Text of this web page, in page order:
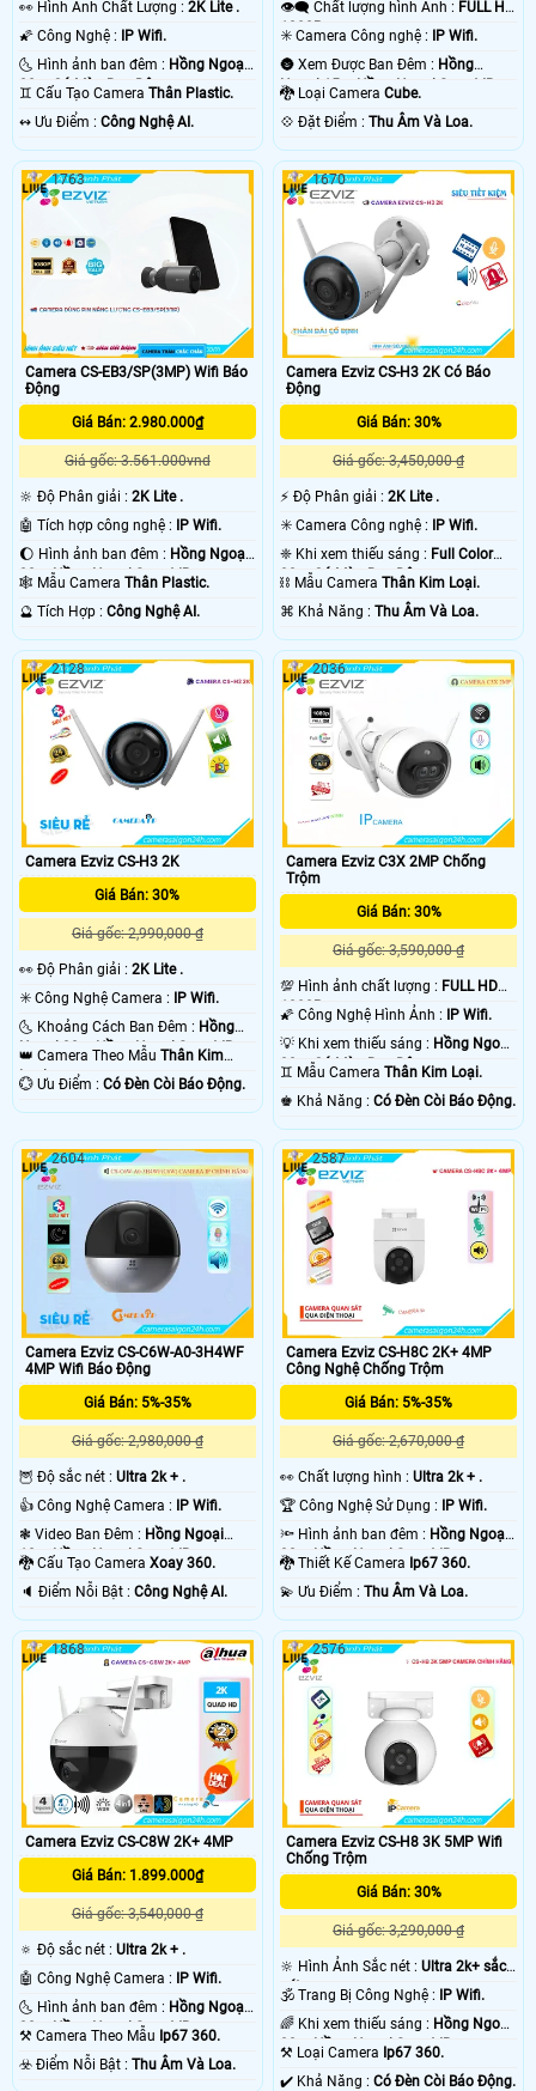
️👀 Hình Ành Chất Lượng : 2K Lite .
🌠 Công Nghệ :
IP Wifi.
🌜 Hình ảnh ban đêm : Hồng Ngoại
30m Có Màu Ban Ðêm.
♊ Cấu Tạo Camera Thân Plastic.
️↭ Ưu Điểm : Công Nghệ AI.
👁️‍🗨 Chất lượng hình Ảnh : FULL HD
1080P .
✳️ Camera Công nghệ :
IP Wifi.
🌚 Xem Được Ban Đêm : Hồng
Ngoại 15m Hồng Ngoại Smart IR.
🐉️ Loại CameraCube.
️💠 Đặt Điểm :Thu Âm Và Loa.
Camera CS-EB3/SP(3MP) Wifi Báo
Động
Giá Bán: 2.980.000₫
Giá gốc: 3.561.000vnd
🔆 Độ Phân giải : 2K Lite .
🤖️ Tích hợp công nghệ :
IP Wifi.
🌔 Hình ảnh ban đêm : Hồng Ngoại
30m Hồng Ngoại Smart IR.
🕸️ Mẫu Camera Thân Plastic.
️🔮 Tích Hợp : Công Nghệ AI.
1763
Camera Ezviz CS-H3 2K Có Báo
Động
Giá Bán: 30%
Giá gốc: 3,450,000 ₫
️⚡ Độ Phân giải :2K Lite .
✳️ Camera Công nghệ :
IP Wifi.
❈ Khi xem thiếu sáng : Full Color
30m Có Màu Ban Đêm.
⛓ Mẫu CameraThân Kim Loại.
️⌘ Khả Năng :Thu Âm Và Loa.
1670
Camera Ezviz CS-H3 2K
Giá Bán: 30%
Giá gốc: 2,990,000 ₫
️👀 Độ Phân giải : 2K Lite .
✳️ Công Nghệ Camera :
IP Wifi.
🌜 Khoảng Cách Ban Đêm : Hồng
Ngoại 30m Hồng Ngoại Smart IR.
👑 Camera Theo Mẫu Thân Kim
Loại.
️💮 Ưu Điểm : Có Đèn Còi Báo Động.
2128
Camera Ezviz C3X 2MP Chống
Trộm
Giá Bán: 30%
Giá gốc: 3,590,000 ₫
💯 Hình ảnh chất lượng : FULL HD
1080P .
🌠 Công Nghệ Hình Ảnh :
IP Wifi.
💡 Khi xem thiếu sáng : Hồng Ngoại
30m Có Màu Ban Đêm.
♊ Mẫu CameraThân Kim Loại.
️♚ Khả Năng :Có Đèn Còi Báo Động.
2036
Camera Ezviz CS-C6W-A0-3H4WF
4MP Wifi Báo Động
Giá Bán: 5%-35%
Giá gốc: 2,980,000 ₫
🦉 Độ sắc nét : Ultra 2k + .
👍 Công Nghệ Camera : IP Wifi.
❃ Video Ban Đêm : Hồng Ngoại
10m Hồng Ngoại Smart IR.
🐉️ Cấu Tạo Camera Xoay 360.
️🔈 Điểm Nỗi Bật : Công Nghệ AI.
2604
Camera Ezviz CS-H8C 2K+ 4MP
Công Nghệ Chống Trộm
Giá Bán: 5%-35%
Giá gốc: 2,670,000 ₫
️👀 Chất lượng hình :Ultra 2k + .
🏆 Công Nghệ Sử Dụng : IP Wifi.
🔦 Hình ảnh ban đêm : Hồng Ngoại
30m Hồng Ngoại Smart IR.
🐉️ Thiết Kế Camera Ip67 360.
️💫 Ưu Điểm :Thu Âm Và Loa.
2587
Camera Ezviz CS-C8W 2K+ 4MP
Giá Bán: 1.899.000₫
Giá gốc: 3,540,000 ₫
🔅 Độ sắc nét : Ultra 2k + .
🤖️ Công Nghệ Camera : IP Wifi.
🌜 Hình ảnh ban đêm : Hồng Ngoại
30m Hồng Ngoại Smart IR.
⚒ Camera Theo Mẫu Ip67 360.
️☣️ Điểm Nỗi Bật : Thu Âm Và Loa.
1868
Camera Ezviz CS-H8 3K 5MP Wifi
Chống Trộm
Giá Bán: 30%
Giá gốc: 3,290,000 ₫
🔆 Hình Ảnh Sắc nét :Ultra 2k+ sắc
nét .
🕉️ Trang Bị Công Nghệ : IP Wifi.
🌈 Khi xem thiếu sáng : Hồng Ngoại
30m Hồng Ngoại Smart IR.
⚒ Loại Camera Ip67 360.
️✔️ Khả Năng :Có Đèn Còi Báo Động.
2576